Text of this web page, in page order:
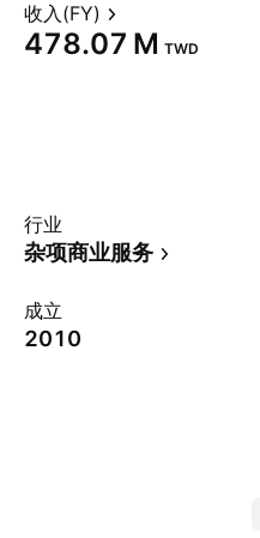
收入(FY)
‪478.07 M‬ TWD
行业
杂项商业服务
成立
2010